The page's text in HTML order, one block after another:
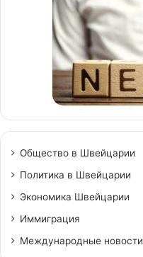
Общество в Швейцарии
Политика в Швейцарии
Экономика Швейцарии
Иммиграция
Международные новости